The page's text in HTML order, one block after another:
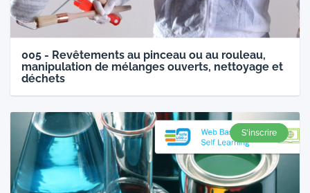
005 - Revêtements au pinceau ou au rouleau,
manipulation de mélanges ouverts, nettoyage et
déchets
S'inscrire